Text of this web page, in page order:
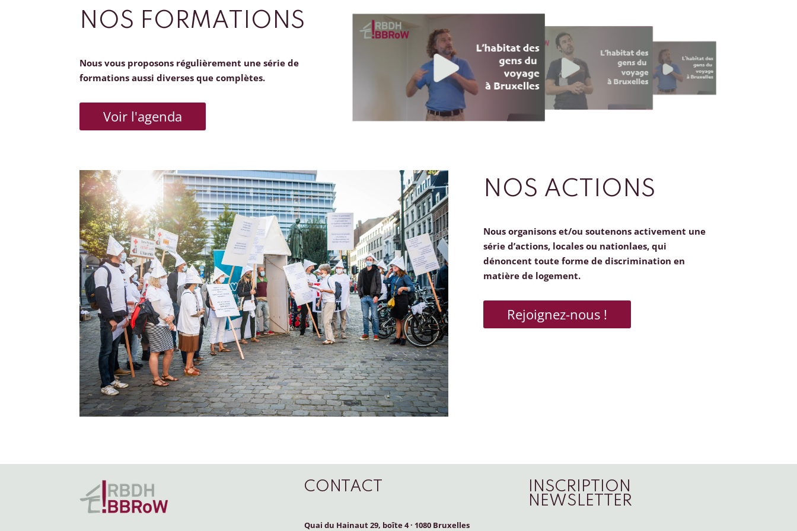
NOS FORMATIONS
Nous vous proposons régulièrement une série de
formations aussi diverses que complètes.
Voir l'agenda
NOS ACTIONS
Nous organisons et/ou soutenons activement une
série d’actions, locales ou nationlaes, qui
dénoncent toute forme de discrimination en
matière de logement.
Rejoignez-nous !
CONTACT
Quai du Hainaut 29, boîte 4· 1080 Bruxelles
INSCRIPTION
NEWSLETTER